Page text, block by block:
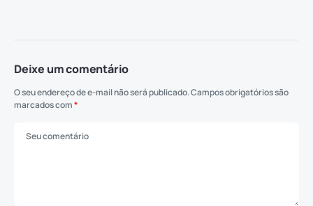
Deixe um comentário
O seu endereço de e-mail não será publicado.Campos obrigatórios são
marcados com*